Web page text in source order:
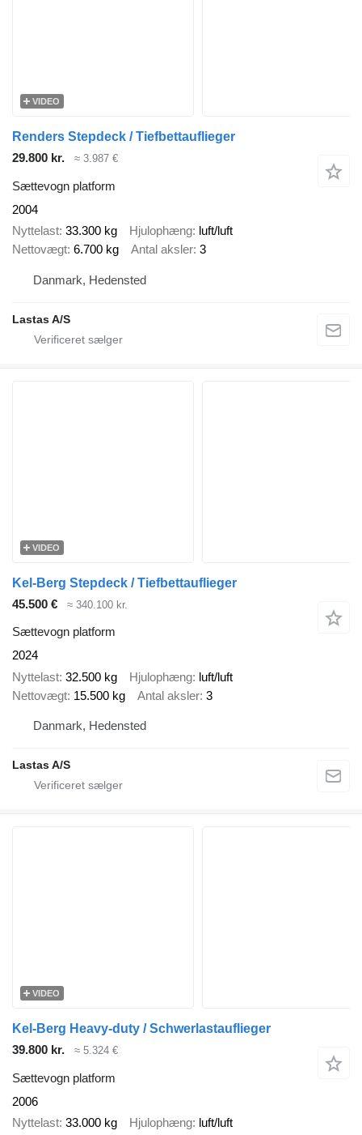
VIDEO
Renders Stepdeck / Tiefbettauflieger
29.800 kr.
≈ 3.987 €
Sættevogn platform
2004
Nyttelast 33.300 kg Hjulophæng luft/luft
Nettovægt 6.700 kg Antal aksler 3
Danmark, Hedensted
Lastas A/S
VIDEO
Kel-Berg Stepdeck / Tiefbettauflieger
45.500 €
≈ 340.100 kr.
Sættevogn platform
2024
Nyttelast 32.500 kg Hjulophæng luft/luft
Nettovægt 15.500 kg Antal aksler 3
Danmark, Hedensted
Lastas A/S
VIDEO
Kel-Berg Heavy-duty / Schwerlastauflieger
39.800 kr.
≈ 5.324 €
Sættevogn platform
2006
Nyttelast 33.000 kg Hjulophæng luft/luft